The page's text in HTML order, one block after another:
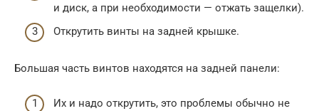
и диск, а при необходимости — отжать защелки).
Открутить винты на задней крышке.
Большая часть винтов находятся на задней панели:
Их и надо открутить, это проблемы обычно не